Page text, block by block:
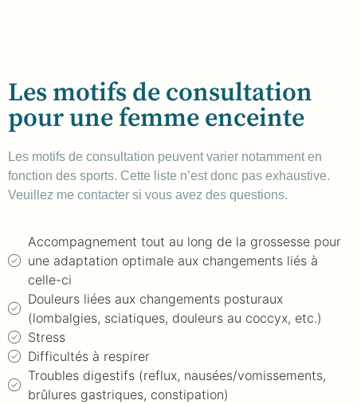
Les motifs de consultation
pour une femme enceinte
Les motifs de consultation peuvent varier notamment en
fonction des sports. Cette liste n’est donc pas exhaustive.
Veuillez me contacter si vous avez des questions.
Accompagnement tout au long de la grossesse pour
une adaptation optimale aux changements liés à
celle-ci
Douleurs liées aux changements posturaux
(lombalgies, sciatiques, douleurs au coccyx, etc.)
Stress
Difficultés à respirer
Troubles digestifs (reflux, nausées/vomissements,
brûlures gastriques, constipation)